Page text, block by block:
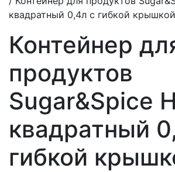
квадратный 0,4л с гибкой крышкой
Контейнер
продуктов
Sugar&Spice
квадратный
гибкой